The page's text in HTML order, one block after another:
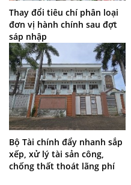
Thay đổi tiêu chí phân loại
đơn vị hành chính sau đợt
sáp nhập
Bộ Tài chính đẩy nhanh sắp
xếp, xử lý tài sản công,
chống thất thoát lãng phí